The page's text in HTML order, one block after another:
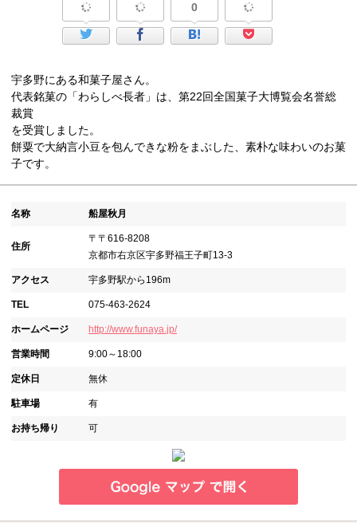
0
宇多野にある和菓子屋さん。
代表銘菓の「わらしべ長者」は、第22回全国菓子大博覧会名誉総
裁賞
を受賞しました。
餅粟で大納言小豆を包んできな粉をまぶした、素朴な味わいのお菓
子です。
名称 船屋秋月
住所
〒〒616-8208
京都市右京区宇多野福王子町13-3
アクセス 宇多野駅から196m
TEL 075-463-2624
ホームページ http://www.funaya.jp/
営業時間 9:00～18:00
定休日 無休
駐車場 有
お持ち帰り 可